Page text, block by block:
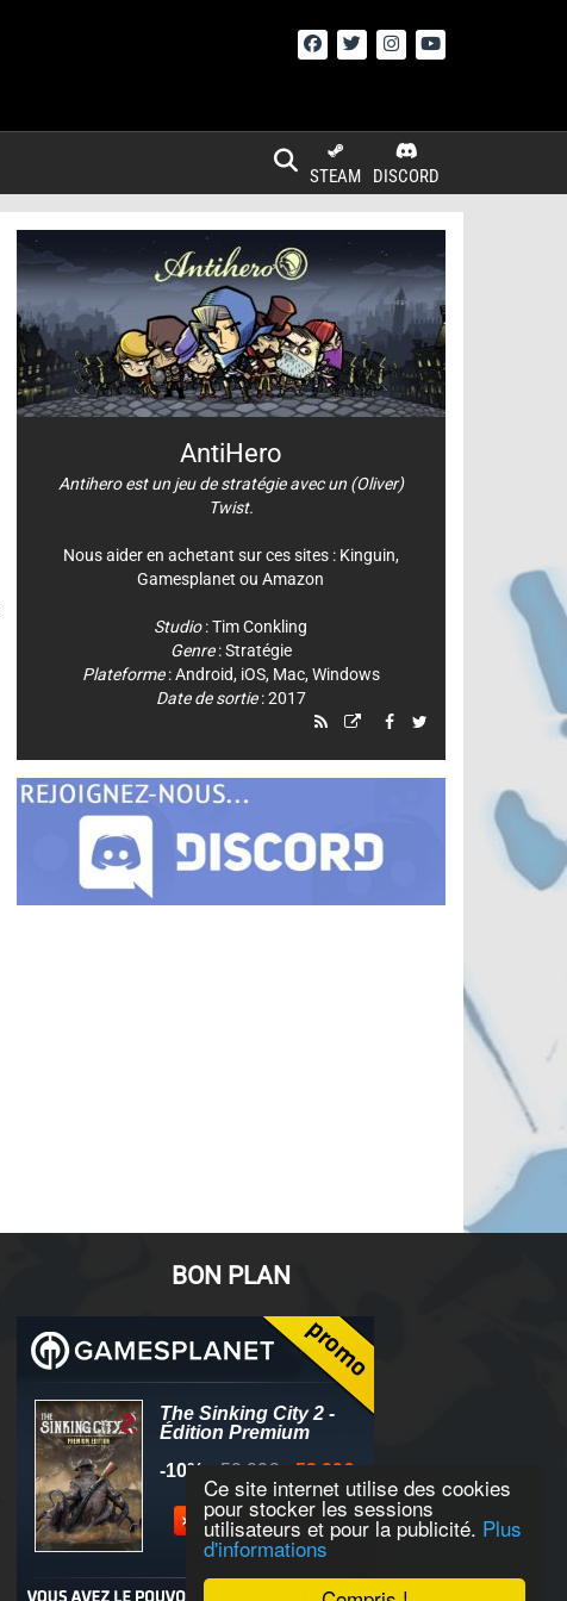
Ce site internet utilise des cookies
pour stocker les sessions
utilisateurs et pour la publicité. Plus
d'informations
DISCORD
STEAM
AntiHero
Antihero est un jeu de stratégie avec un (Oliver)
Twist.
Nous aider en achetant sur ces sites : Kinguin,
Gamesplanet ouAmazon
Studio:Tim Conkling
Genre:Stratégie
Plateforme:Android, iOS, Mac, Windows
Date de sortie: 2017
BON PLAN